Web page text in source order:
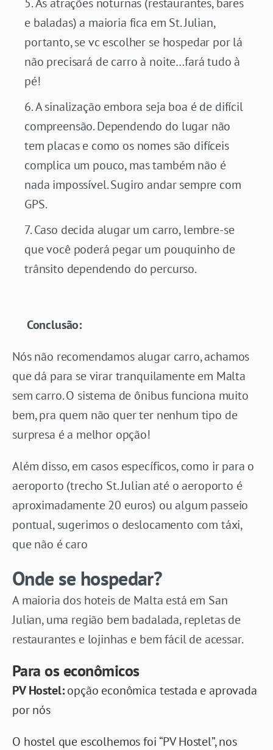
e baladas) a maioria fica em St. Julian,
portanto, se vc escolher se hospedar por lá
não precisará de carro à noite…fará tudo à
pé!
A sinalização embora seja boa é de difícil
compreensão. Dependendo do lugar não
tem placas e como os nomes são difíceis
complica um pouco, mas também não é
nada impossível. Sugiro andar sempre com
GPS.
Caso decida alugar um carro, lembre-se
que você poderá pegar um pouquinho de
trânsito dependendo do percurso.
Conclusão:
Nós não recomendamos alugar carro, achamos
que dá para se virar tranquilamente em Malta
sem carro. O sistema de ônibus funciona muito
bem, pra quem não quer ter nenhum tipo de
surpresa é a melhor opção!
Além disso, em casos específicos, como ir para o
aeroporto (trecho St. Julian até o aeroporto é
aproximadamente 20 euros) ou algum passeio
pontual, sugerimos o deslocamento com táxi,
que não é caro
Onde se hospedar?
A maioria dos hoteis de Malta está em San
Julian, uma região bem badalada, repletas de
restaurantes e lojinhas e bem fácil de acessar.
Para os econômicos
PV Hostel: opção econômica testada e aprovada
por nós
O hostel que escolhemos foi “PV Hostel”, nos